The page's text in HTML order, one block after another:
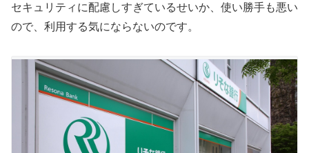
セキュリティに配慮しすぎているせいか、使い勝手も悪い
ので、利用する気にならないのです。